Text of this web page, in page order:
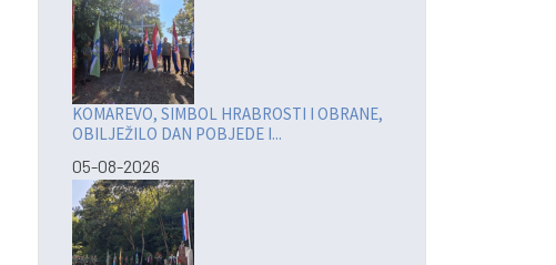
KOMAREVO, SIMBOL HRABROSTI I OBRANE,
OBILJEŽILO DAN POBJEDE I...
05-08-2026